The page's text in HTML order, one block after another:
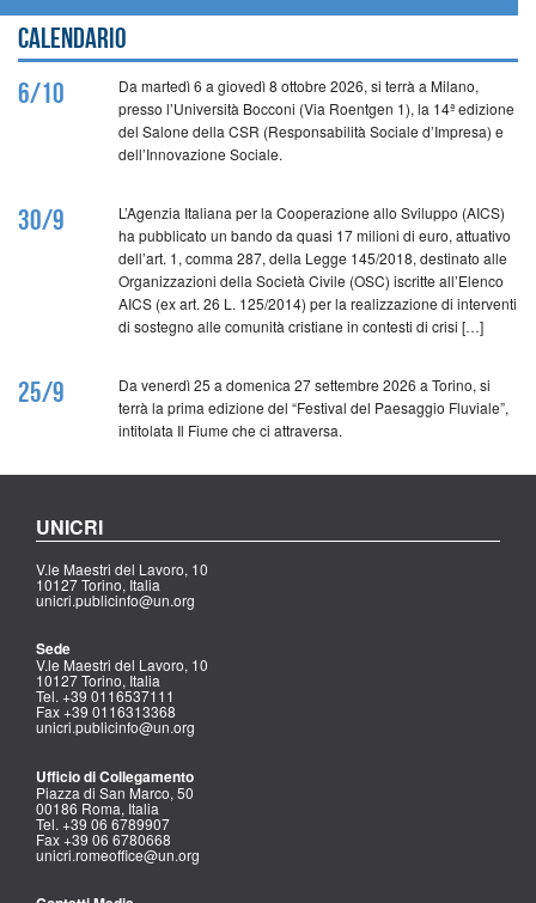
Calendario
6/10
Da martedì 6 a giovedì 8 ottobre 2026, si terrà a Milano,
presso l’Università Bocconi (Via Roentgen 1), la 14ª edizione
del Salone della CSR (Responsabilità Sociale d’Impresa) e
dell’Innovazione Sociale.
30/9
L’Agenzia Italiana per la Cooperazione allo Sviluppo (AICS)
ha pubblicato un bando da quasi 17 milioni di euro, attuativo
dell’art. 1, comma 287, della Legge 145/2018, destinato alle
Organizzazioni della Società Civile (OSC) iscritte all’Elenco
AICS (ex art. 26 L. 125/2014) per la realizzazione di interventi
di sostegno alle comunità cristiane in contesti di crisi […]
25/9
Da venerdì 25 a domenica 27 settembre 2026 a Torino, si
terrà la prima edizione del “Festival del Paesaggio Fluviale”,
intitolata Il Fiume che ci attraversa.
UNICRI
V.le Maestri del Lavoro, 10
10127 Torino, Italia
unicri.publicinfo@un.org
Sede
V.le Maestri del Lavoro, 10
10127 Torino, Italia
Tel. +39 0116537111
Fax +39 0116313368
unicri.publicinfo@un.org
Ufficio di Collegamento
Piazza di San Marco, 50
00186 Roma, Italia
Tel. +39 06 6789907
Fax +39 06 6780668
unicri.romeoffice@un.org